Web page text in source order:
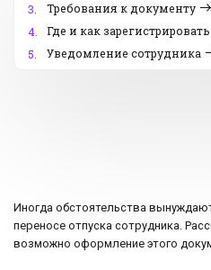
3.
Требования к документу
4.
Где и как зарегистрировать
5.
Уведомление сотрудника
Иногда обстоятельства
переносе отпуска сотрудника.
возможно оформление этого